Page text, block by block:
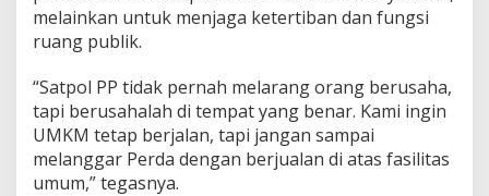
melainkan untuk menjaga ketertiban dan fungsi
ruang publik.
“Satpol PP tidak pernah melarang orang berusaha,
tapi berusahalah di tempat yang benar. Kami ingin
UMKM tetap berjalan, tapi jangan sampai
melanggar Perda dengan berjualan di atas fasilitas
umum,” tegasnya.